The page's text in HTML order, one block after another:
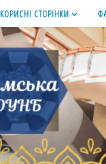
КОРИСНІ СТОРІНКИ